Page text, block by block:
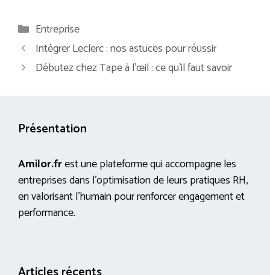
Catégories
Entreprise
Intégrer Leclerc : nos astuces pour réussir
Débutez chez Tape à l’œil : ce qu’il faut savoir
Présentation
Amilor.frest une plateforme qui accompagne les
entreprises dans l’optimisation de leurs pratiques RH,
en valorisant l’humain pour renforcer engagement et
performance.